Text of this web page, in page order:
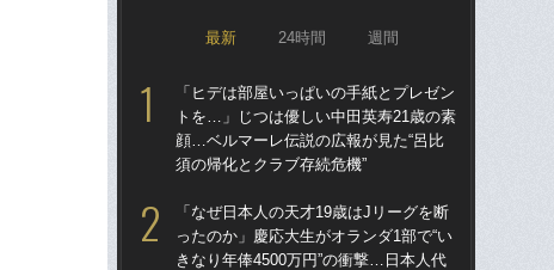
最新 24時間 週間
「ヒデは部屋いっぱいの手紙とプレゼン
トを…」じつは優しい中田英寿21歳の素
顔…ベルマーレ伝説の広報が見た“呂比
須の帰化とクラブ存続危機”
「なぜ日本人の天才19歳はJリーグを断
ったのか」慶応大生がオランダ1部で“い
きなり年俸4500万円”の衝撃…日本人代